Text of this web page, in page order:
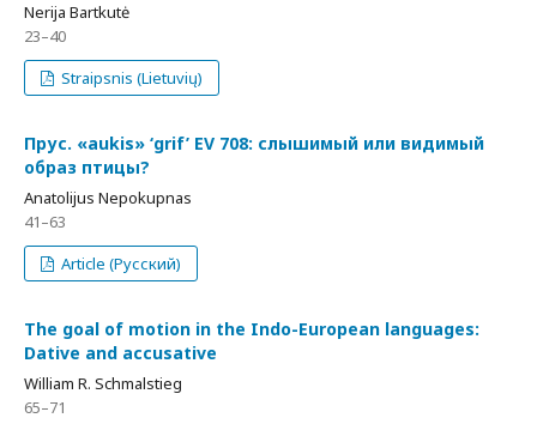
Nerija Bartkutė
23–40
Straipsnis (Lietuvių)
Прус. «aukis» ‘grif’ EV 708: слышимый или видимый
образ птицы?
Anatolijus Nepokupnas
41–63
Article (Русский)
The goal of motion in the Indo-European languages:
Dative and accusative
William R. Schmalstieg
65–71